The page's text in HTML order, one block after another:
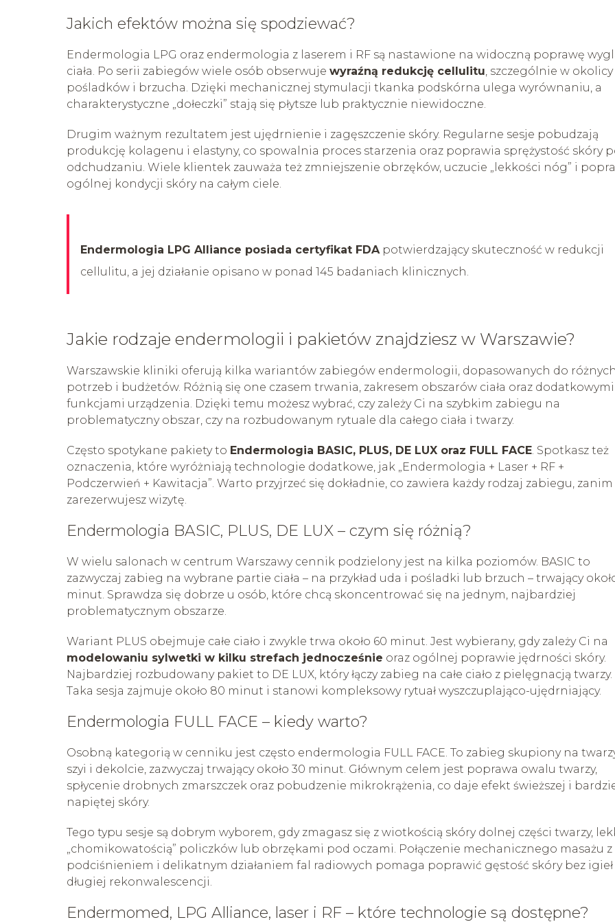
Jakich efektów można się spodziewać?
Endermologia LPG oraz endermologia z laserem i RF są nastawione na widoczną poprawę
ciała. Po serii zabiegów wiele osób obserwuje wyraźną redukcję cellulitu, szczególnie w okolicy
pośladków i brzucha. Dzięki mechanicznej stymulacji tkanka podskórna ulega wyrównaniu, a
charakterystyczne „dołeczki” stają się płytsze lub praktycznie niewidoczne.
Drugim ważnym rezultatem jest ujędrnienie i zagęszczenie skóry. Regularne sesje pobudzają
produkcję kolagenu i elastyny, co spowalnia proces starzenia oraz poprawia sprężystość skóry
odchudzaniu. Wiele klientek zauważa też zmniejszenie obrzęków, uczucie „lekkości nóg” i
ogólnej kondycji skóry na całym ciele.
Endermologia LPG Alliance posiada certyfikat FDApotwierdzający skuteczność w redukcji
cellulitu, a jej działanie opisano w ponad 145 badaniach klinicznych.
Jakie rodzaje endermologii i pakietów znajdziesz w Warszawie?
Warszawskie kliniki oferują kilka wariantów zabiegów endermologii, dopasowanych do
potrzeb i budżetów. Różnią się one czasem trwania, zakresem obszarów ciała oraz dodatkowymi
funkcjami urządzenia. Dzięki temu możesz wybrać, czy zależy Ci na szybkim zabiegu na
problematyczny obszar, czy na rozbudowanym rytuale dla całego ciała i twarzy.
Często spotykane pakiety to Endermologia BASIC, PLUS, DE LUX oraz FULL FACE. Spotkasz też
oznaczenia, które wyróżniają technologie dodatkowe, jak „Endermologia + Laser + RF +
Podczerwień + Kawitacja”. Warto przyjrzeć się dokładnie, co zawiera każdy rodzaj zabiegu, zanim
zarezerwujesz wizytę.
Endermologia BASIC, PLUS, DE LUX – czym się różnią?
W wielu salonach w centrum Warszawy cennik podzielony jest na kilka poziomów. BASIC to
zazwyczaj zabieg na wybrane partie ciała – na przykład uda i pośladki lub brzuch – trwający
minut. Sprawdza się dobrze u osób, które chcą skoncentrować się na jednym, najbardziej
problematycznym obszarze.
Wariant PLUS obejmuje całe ciało i zwykle trwa około 60 minut. Jest wybierany, gdy zależy Ci na
modelowaniu sylwetki w kilku strefach jednocześnie oraz ogólnej poprawie jędrności skóry.
Najbardziej rozbudowany pakiet to DE LUX, który łączy zabieg na całe ciało z pielęgnacją twarzy.
Taka sesja zajmuje około 80 minut i stanowi kompleksowy rytuał wyszczuplająco-ujędrniający.
Endermologia FULL FACE – kiedy warto?
Osobną kategorią w cenniku jest często endermologia FULL FACE. To zabieg skupiony na
szyi i dekolcie, zazwyczaj trwający około 30 minut. Głównym celem jest poprawa owalu twarzy,
spłycenie drobnych zmarszczek oraz pobudzenie mikrokrążenia, co daje efekt świeższej i
napiętej skóry.
Tego typu sesje są dobrym wyborem, gdy zmagasz się z wiotkością skóry dolnej części twarzy,
„chomikowatością” policzków lub obrzękami pod oczami. Połączenie mechanicznego masażu z
podciśnieniem i delikatnym działaniem fal radiowych pomaga poprawić gęstość skóry bez igieł
długiej rekonwalescencji.
Endermomed, LPG Alliance, laser i RF – które technologie są dostępne?